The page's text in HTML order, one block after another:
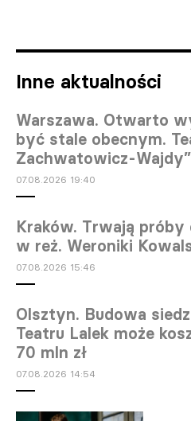
Inne aktualności
Warszawa. Otwarto
być stale obecnym.
Zachwatowicz-Wajdy”
07.08.2026 19:40
Kraków. Trwają próby
w reż. Weroniki
07.08.2026 15:46
Olsztyn. Budowa
Teatru Lalek może
70 mln zł
07.08.2026 14:54